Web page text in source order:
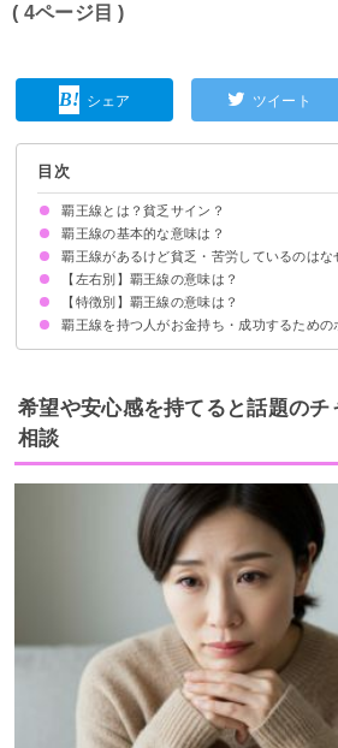
( 4ページ目 )
シェア ツイート
目次
覇王線とは？貧乏サイン？
覇王線の基本的な意味は？
覇王線があるけど貧乏・苦労しているのはな
【左右別】覇王線の意味は？
【特徴別】覇王線の意味は？
覇王線を持つ人がお金持ち・成功するための
希望や安心感を持てると話題のチ
相談